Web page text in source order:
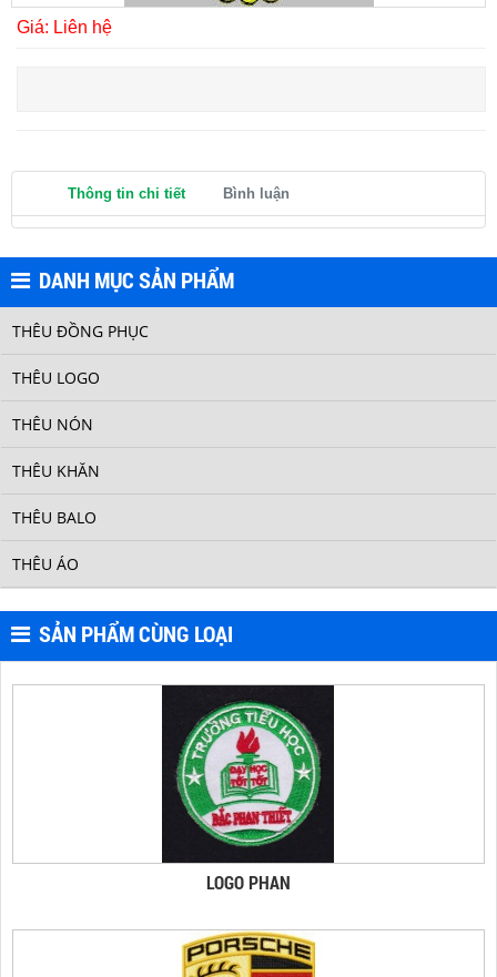
Giá: Liên hệ
Thông tin chi tiết Bình luận
DANH MỤC SẢN PHẨM
THÊU ĐỒNG PHỤC
THÊU LOGO
THÊU NÓN
THÊU KHĂN
THÊU BALO
THÊU ÁO
SẢN PHẨM CÙNG LOẠILOGO T640
LOGO PHAN